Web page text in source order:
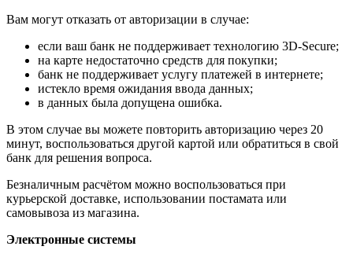
Вам могут отказать от авторизации в случае:
если ваш банк не поддерживает технологию 3D-Secure;
на карте недостаточно средств для покупки;
банк не поддерживает услугу платежей в интернете;
истекло время ожидания ввода данных;
в данных была допущена ошибка.
В этом случае вы можете повторить авторизацию через 20
минут, воспользоваться другой картой или обратиться в свой
банк для решения вопроса.
Безналичным расчётом можно воспользоваться при
курьерской доставке, использовании постамата или
самовывоза из магазина.
Электронные системы